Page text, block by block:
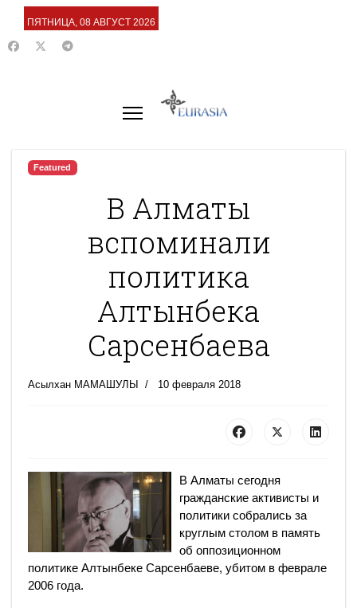
ПЯТНИЦА, 08 АВГУСТ 2026
Featured
В Алматы
вспоминали
политика
Алтынбека
Сарсенбаева
Асылхан МАМАШУЛЫ 10 февраля 2018
В Алматы сегодня
гражданские активисты и
политики собрались за
круглым столом в память
об оппозиционном
политике Алтынбеке Сарсенбаеве, убитом в феврале
2006 года.